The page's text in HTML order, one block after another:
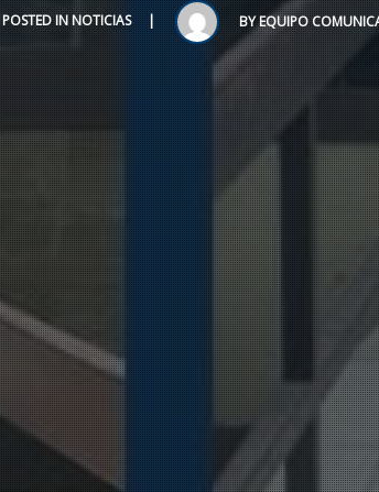
POSTED INNOTICIAS BYEQUIPO